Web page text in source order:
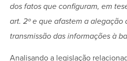
dos fatos que configuram, em
art. 2º e que afastem a alegação
transmissão das informações à
Analisando a legislação